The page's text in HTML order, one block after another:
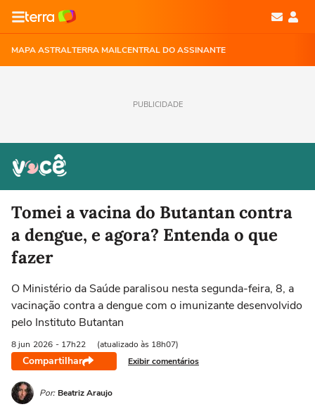
MAPA ASTRALTERRA MAILCENTRAL DO ASSINANTE
PUBLICIDADE
Tomei a vacina do Butantan contra
a dengue, e agora? Entenda o que
fazer
O Ministério da Saúde paralisou nesta segunda-feira, 8, a
vacinação contra a dengue com o imunizante desenvolvido
pelo Instituto Butantan
8 jun 2026 - 17h22 (atualizado às 18h07)
Compartilhar Exibir comentários
Por: Beatriz Araujo